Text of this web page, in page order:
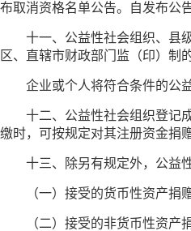
布取消资格名单公告。自发布公
十一、公益性社会组织、县
区、直辖市财政部门监（印）制
企业或个人将符合条件的公
十二、公益性社会组织登记
缴时，可按规定对其注册资金捐
十三、除另有规定外，公益
（一）接受的货币性资产捐
（二）接受的非货币性资